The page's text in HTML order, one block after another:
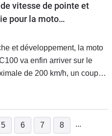
vitesse de pointe et
pour la moto
et développement, la moto
va enfin arriver sur le
de 200 km/h, un couple
5 6 7 8 ...